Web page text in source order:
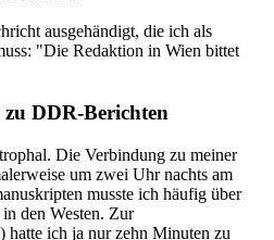
ausgehändigt, die ich als
"Die Redaktion in Wien bittet
DDR-Berichten
Die Verbindung zu meiner
um zwei Uhr nachts am
musste ich häufig über
den Westen. Zur
hatte ich ja nur zehn Minuten zu